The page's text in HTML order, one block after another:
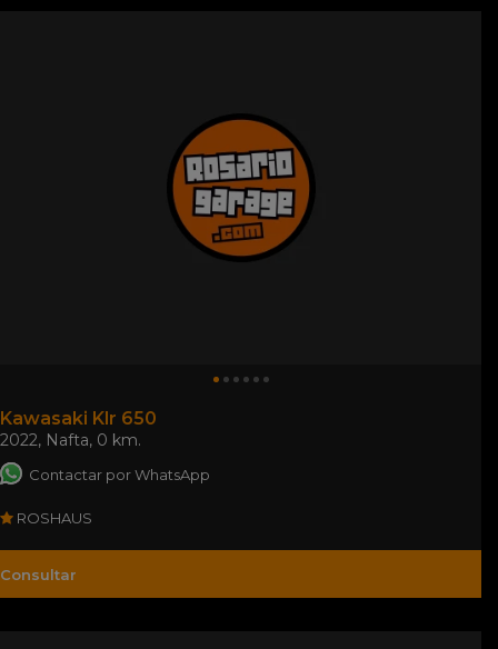
Kawasaki Klr 650
2022, Nafta, 0 km.
Contactar por WhatsApp
ROSHAUS
Consultar